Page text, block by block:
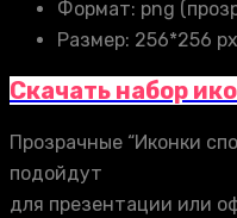
Формат: png
Размер: 256*256 px
Скачать набор
Прозрачные “Иконки
подойдут
для презентации или